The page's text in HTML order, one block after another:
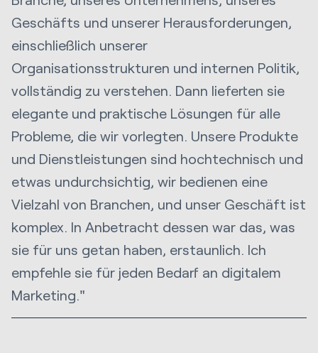
Geschäfts und unserer Herausforderungen,
einschließlich unserer
Organisationsstrukturen und internen Politik,
vollständig zu verstehen. Dann lieferten sie
elegante und praktische Lösungen für alle
Probleme, die wir vorlegten. Unsere Produkte
und Dienstleistungen sind hochtechnisch und
etwas undurchsichtig, wir bedienen eine
Vielzahl von Branchen, und unser Geschäft ist
komplex. In Anbetracht dessen war das, was
sie für uns getan haben, erstaunlich. Ich
empfehle sie für jeden Bedarf an digitalem
Marketing."